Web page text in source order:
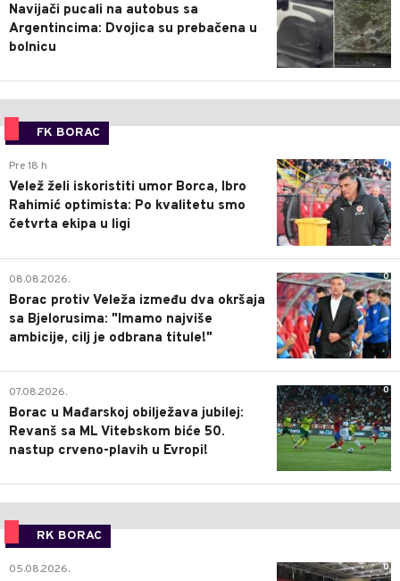
Navijači pucali na autobus sa
Argentincima: Dvojica su prebačena u
bolnicu
FK BORAC
0
Pre 18 h
Velež želi iskoristiti umor Borca, Ibro
Rahimić optimista: Po kvalitetu smo
četvrta ekipa u ligi
0
08.08.2026.
Borac protiv Veleža između dva okršaja
sa Bjelorusima: "Imamo najviše
ambicije, cilj je odbrana titule!"
0
07.08.2026.
Borac u Mađarskoj obilježava jubilej:
Revanš sa ML Vitebskom biće 50.
nastup crveno-plavih u Evropi!
RK BORAC
0
05.08.2026.